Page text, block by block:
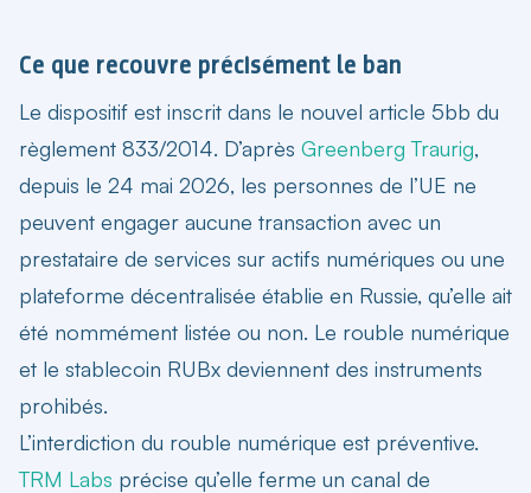
Ce que recouvre précisément le ban
Le dispositif est inscrit dans le nouvel article 5bb du
règlement 833/2014. D’après Greenberg Traurig,
depuis le 24 mai 2026, les personnes de l’UE ne
peuvent engager aucune transaction avec un
prestataire de services sur actifs numériques ou une
plateforme décentralisée établie en Russie, qu’elle ait
été nommément listée ou non. Le rouble numérique
et le stablecoin RUBx deviennent des instruments
prohibés.
L’interdiction du rouble numérique est préventive.
TRM Labs précise qu’elle ferme un canal de